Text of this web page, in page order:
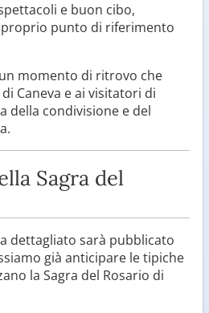
e buon cibo,
punto di riferimento
momento di ritrovo che
Caneva e ai visitatori di
della condivisione e del
Sagra del
dettagliato sarà pubblicato
già anticipare le tipiche
la Sagra del Rosario di